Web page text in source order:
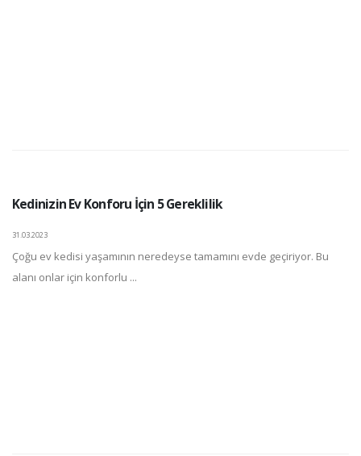
Kedinizin Ev Konforu İçin 5 Gereklilik
31.03.2023
Çoğu ev kedisi yaşamının neredeyse tamamını evde geçiriyor. Bu
alanı onlar için konforlu ...